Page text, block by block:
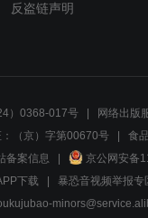
反盗链声明
）0368-017号 网络出版
（京）字第00670号 食
备案信息 京公网安备
下载 暴恐音视频举报专